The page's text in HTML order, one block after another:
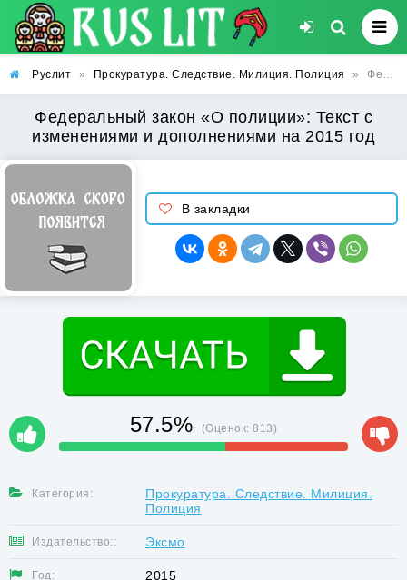
Руслит » Прокуратура. Следствие. Милиция. Полиция » Федеральный закон «О полиции»: Текст с изменениями и дополнениями на 2015 год
Федеральный закон «О полиции»: Текст с
изменениями и дополнениями на 2015 год
В закладки
57.5% (Оценок:813)
Категория:
Прокуратура. Следствие. Милиция.
Полиция
Издательство:: Эксмо
Год: 2015